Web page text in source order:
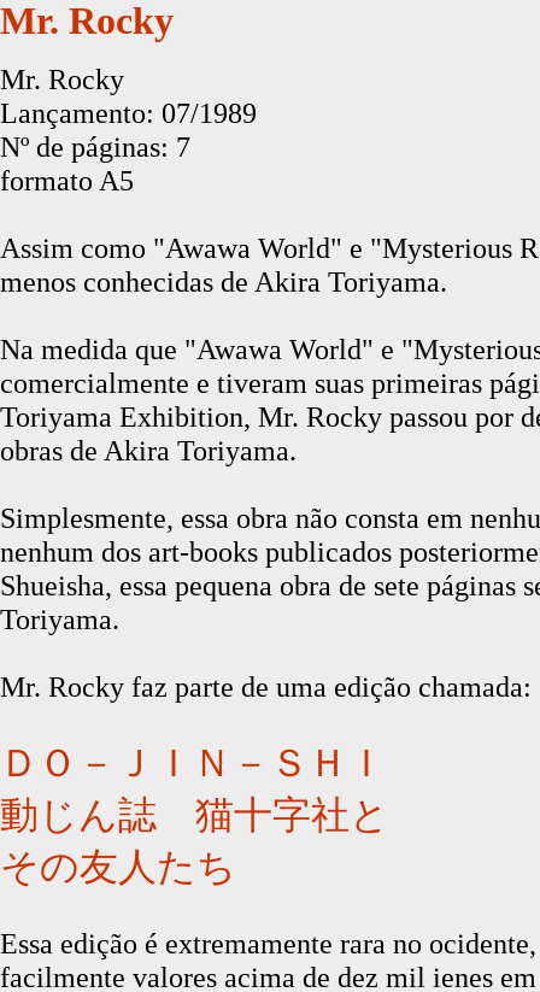
Mr. Rocky
Mr. Rocky
Lançamento: 07/1989
Nº de páginas: 7
formato A5
Assim como "Awawa World" e "Mysterious
menos conhecidas de Akira Toriyama.
Na medida que "Awawa World" e
comercialmente e tiveram suas primeiras
Toriyama Exhibition, Mr. Rocky passou por
obras de Akira Toriyama.
Simplesmente, essa obra não consta em
nenhum dos art-books publicados
Shueisha, essa pequena obra de sete
Toriyama.
Mr. Rocky faz parte de uma edição chamada:
ＤＯ－ＪＩＮ－ＳＨＩ
動じん誌 猫十字社と
その友人たち
Essa edição é extremamente rara no
facilmente valores acima de dez mil ienes